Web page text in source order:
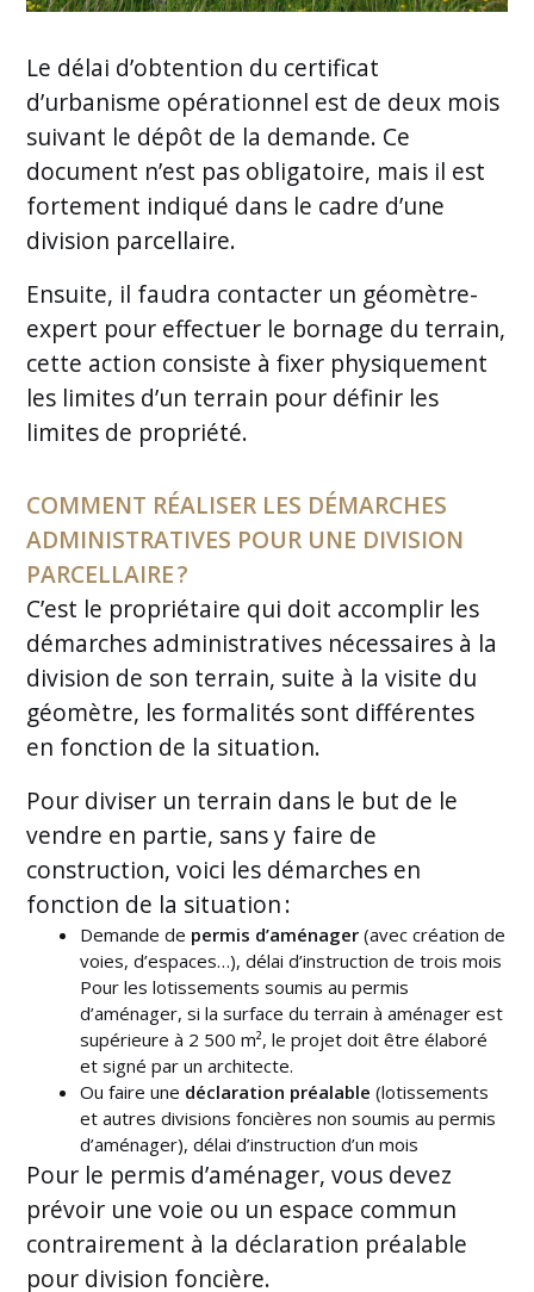
Le délai d’obtention du certificat
d’urbanisme opérationnel est de deux mois
suivant le dépôt de la demande. Ce
document n’est pas obligatoire, mais il est
fortement indiqué dans le cadre d’une
division parcellaire.
Ensuite, il faudra contacter un géomètre-
expert pour effectuer le bornage du terrain,
cette action consiste à fixer physiquement
les limites d’un terrain pour définir les
limites de propriété.
COMMENT RÉALISER LES DÉMARCHES
ADMINISTRATIVES POUR UNE DIVISION
PARCELLAIRE ?
C’est le propriétaire qui doit accomplir les
démarches administratives nécessaires à la
division de son terrain, suite à la visite du
géomètre, les formalités sont différentes
en fonction de la situation.
Pour diviser un terrain dans le but de le
vendre en partie, sans y faire de
construction, voici les démarches en
fonction de la situation :
Demande de permis d’aménager (avec création de
voies, d’espaces…), délai d’instruction de trois mois
Pour les lotissements soumis au permis
d’aménager, si la surface du terrain à aménager est
supérieure à 2 500 m², le projet doit être élaboré
et signé par un architecte.
Ou faire une déclaration préalable (lotissements
et autres divisions foncières non soumis au permis
d’aménager), délai d’instruction d’un mois
Pour le permis d’aménager, vous devez
prévoir une voie ou un espace commun
contrairement à la déclaration préalable
pour division foncière.